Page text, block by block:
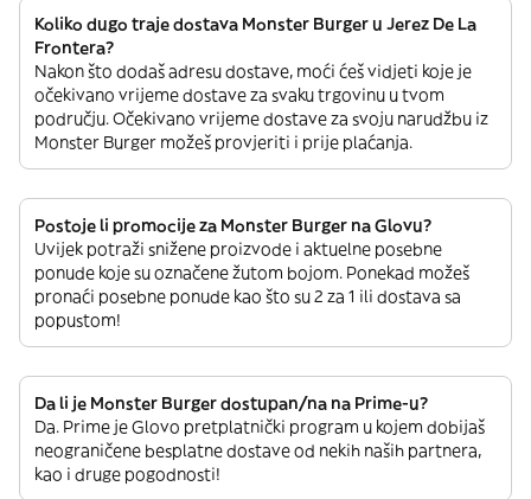
Koliko dugo traje dostava Monster Burger u Jerez De La
Frontera?
Nakon što dodaš adresu dostave, moći ćeš vidjeti koje je
očekivano vrijeme dostave za svaku trgovinu u tvom
području. Očekivano vrijeme dostave za svoju narudžbu iz
Monster Burger možeš provjeriti i prije plaćanja.
Postoje li promocije za Monster Burger na Glovu?
Uvijek potraži snižene proizvode i aktuelne posebne
ponude koje su označene žutom bojom. Ponekad možeš
pronaći posebne ponude kao što su 2 za 1 ili dostava sa
popustom!
Da li je Monster Burger dostupan/na na Prime-u?
Da. Prime je Glovo pretplatnički program u kojem dobijaš
neograničene besplatne dostave od nekih naših partnera,
kao i druge pogodnosti!